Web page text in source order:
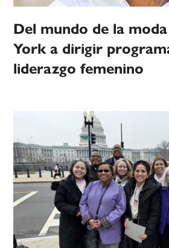
Del mundo de la
York a dirigir
liderazgo femenino